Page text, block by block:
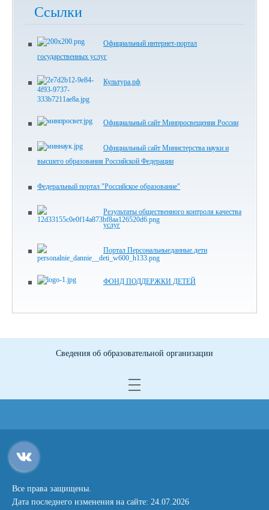
Ссылки
Официальный интернет-портал
государственных услуг
Культура.рф
Официальный сайт Минпросвещения России
Официальный сайт Министерства науки и
высшего образования Российской Федерации
Федеральный портал "Российское образование"
Результаты общественного контроля качества
услуг
Портал Персональныеданные.дети
ФОНД ПОДДЕРЖКИ ДЕТЕЙ
Сведения об образовательной организации
Все права защищены.
Дата последнего изменения на сайте: 24.07.2026